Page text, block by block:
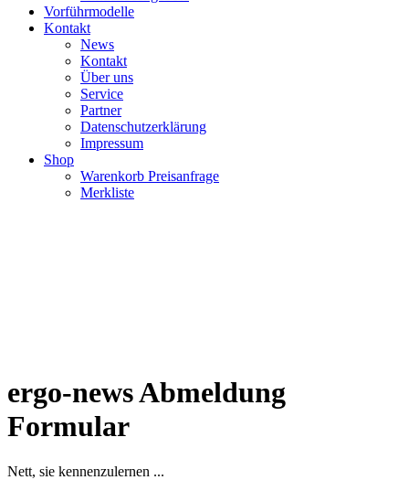
Vorführmodelle
Kontakt
News
Kontakt
Über uns
Service
Partner
Datenschutzerklärung
Impressum
Shop
Warenkorb Preisanfrage
Merkliste
ergo-news Abmeldung
Formular
Nett, sie kennenzulernen ...